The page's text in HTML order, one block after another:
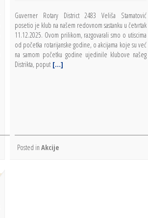
Guverner Rotary District 2483 Veliša Stamatović
posetio je klub na našem redovnom sastanku u četvrtak
11.12.2025. Ovom prilikom, razgovarali smo o utiscima
od početka rotarijanske godine, o akcijama koje su već
na samom početku godine ujedinile klubove našeg
Distrikta, poput […]
Posted in Akcije